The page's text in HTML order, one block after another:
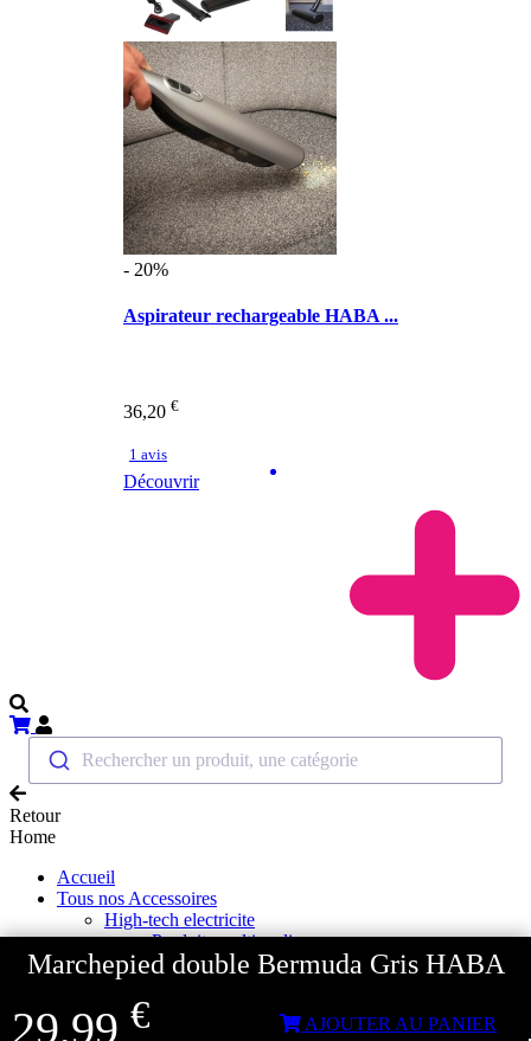
- 20%
Aspirateur rechargeable HABA ...
36,20 €
1 avis
Découvrir
Marchepied double Bermuda Gris HABA
29,99 € AJOUTER AU PANIER
Rechercher un produit, une catégorie
Retour
Home
Accueil
Tous nos Accessoires
High-tech electricite
Produits multimedia
Antenne 4G 5G
Support TV